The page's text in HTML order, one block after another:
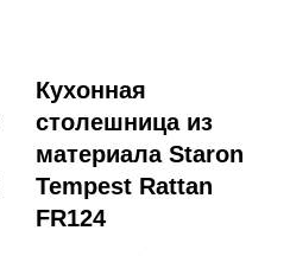
Кухонная
столешница из
материала Staron
Tempest Rattan
FR124